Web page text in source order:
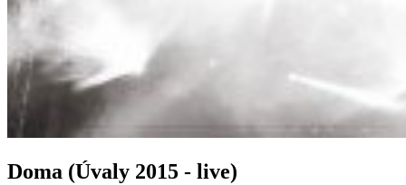
Doma (Úvaly 2015 - live)